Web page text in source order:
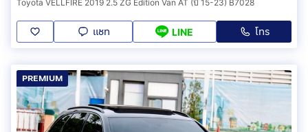
Toyota VELLFIRE 2019 2.5 ZG Edition Van AT (ปี 15-23) B7028
แชท LINE โทร
PREMIUM